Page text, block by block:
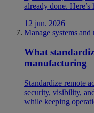
already done.
12 jun. 2026
Manage systems and
What
manufacturing
Standardize remote
security, visibility,
while keeping